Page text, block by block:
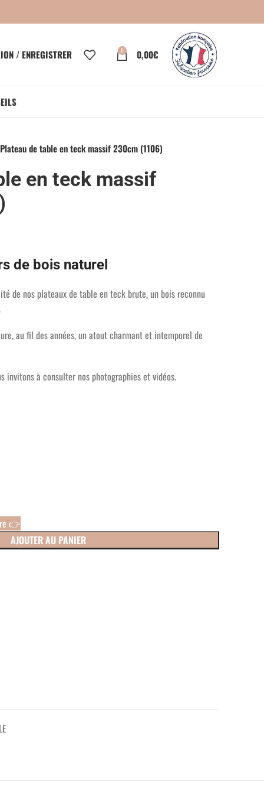
/ ENREGISTRER 0 0,00€
Plateau de table en teck massif 230cm (1106)
en teck massif
de bois naturel
de nos plateaux de table en teck brute, un bois reconnu
au fil des années, un atout charmant et intemporel de
invitons à consulter nos photographies et vidéos.
AJOUTER AU PANIER
👉